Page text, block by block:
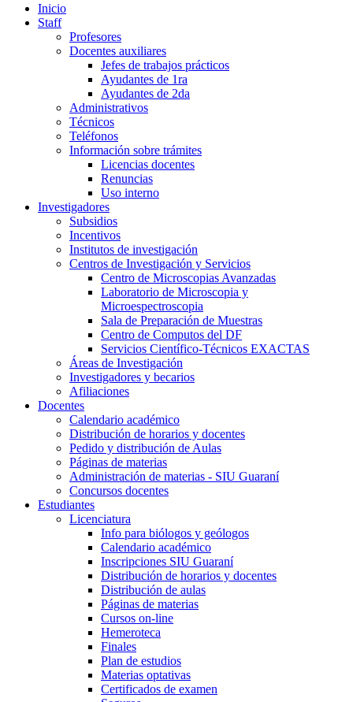
Inicio
Staff
Profesores
Docentes auxiliares
Jefes de trabajos prácticos
Ayudantes de 1ra
Ayudantes de 2da
Administrativos
Técnicos
Teléfonos
Información sobre trámites
Licencias docentes
Renuncias
Uso interno
Investigadores
Subsidios
Incentivos
Institutos de investigación
Centros de Investigación y Servicios
Centro de Microscopias Avanzadas
Laboratorio de Microscopia y
Microespectroscopia
Sala de Preparación de Muestras
Centro de Computos del DF
Servicios Científico-Técnicos EXACTAS
Áreas de Investigación
Investigadores y becarios
Afiliaciones
Docentes
Calendario académico
Distribución de horarios y docentes
Pedido y distribución de Aulas
Páginas de materias
Administración de materias - SIU Guaraní
Concursos docentes
Estudiantes
Licenciatura
Info para biólogos y geólogos
Calendario académico
Inscripciones SIU Guaraní
Distribución de horarios y docentes
Distribución de aulas
Páginas de materias
Cursos on-line
Hemeroteca
Finales
Plan de estudios
Materias optativas
Certificados de examen